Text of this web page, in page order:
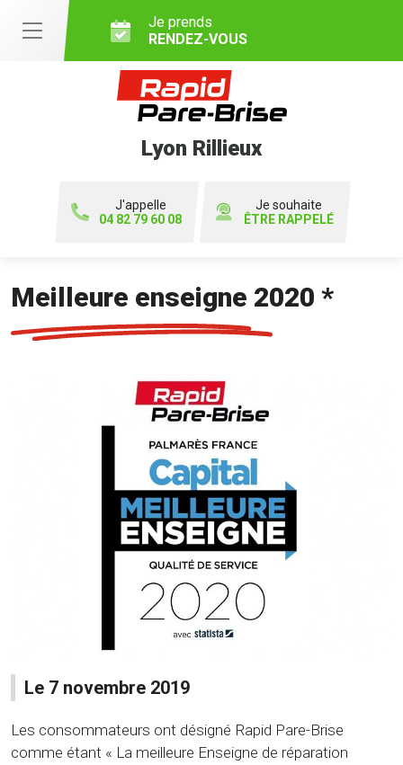
Je prends
RENDEZ-VOUS
Lyon Rillieux
J'appelle
04 82 79 60 08
Je souhaite
ÊTRE RAPPELÉ
Meilleure enseigne 2020 *
Le 7 novembre 2019
Les consommateurs ont désigné Rapid Pare-Brise
comme étant « La meilleure Enseigne de réparation